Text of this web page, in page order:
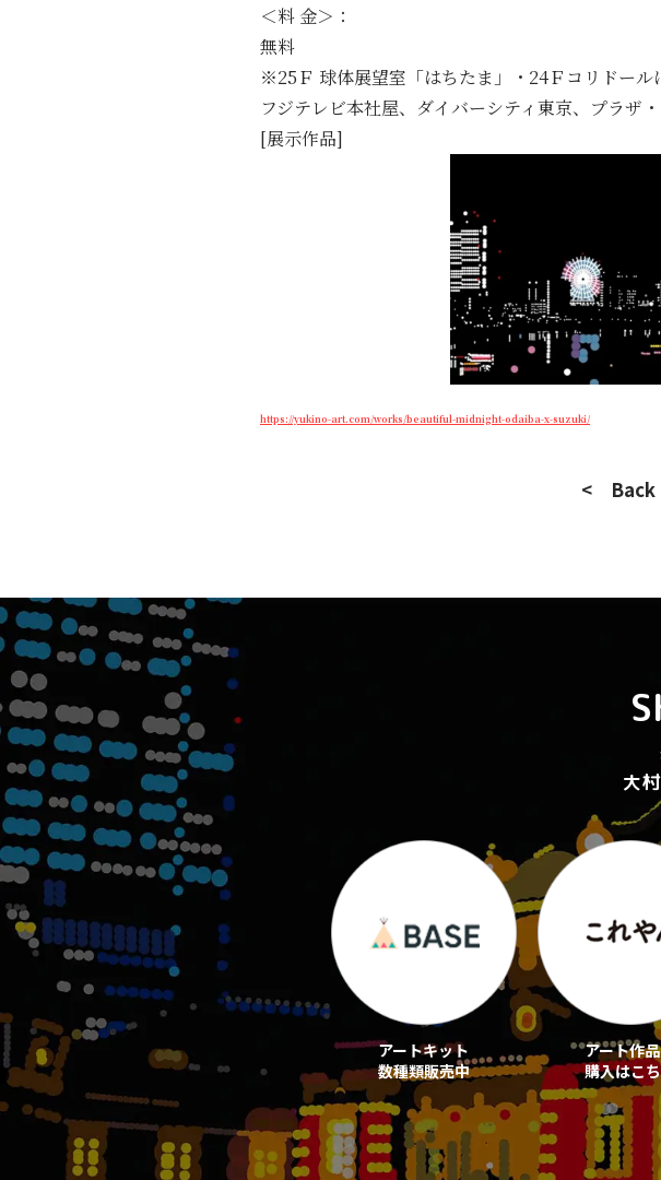
＜料 金＞：
無料
※25Ｆ 球体展望室「はちたま」・24Ｆコリドー
フジテレビ本社屋、ダイバーシティ東京、プラザ
[展示作品]
https://yukino-art.com/works/beautiful-midnight-odaiba-x-suzuki/
< Back
大
アートキット
数種類販売中
アート作
購入はこ